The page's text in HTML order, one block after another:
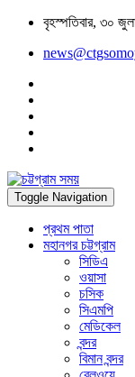
বৃহস্পতিবার, ৩০
Toggle Navigation
প্রথম পাতা
মহানগর চট্টগ্রাম
সিডিএ
ওয়াসা
চসিক
সিএমপি
মেডিকেল
বন্দর
বিমান বন্দর